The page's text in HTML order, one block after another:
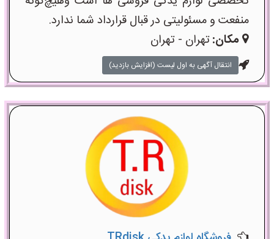
منفعت و مسئولیتی در قبال قرارداد شما ندارد.
مکان:تهران - تهران
انتقال آگهی به اول لیست (افزایش بازدید)